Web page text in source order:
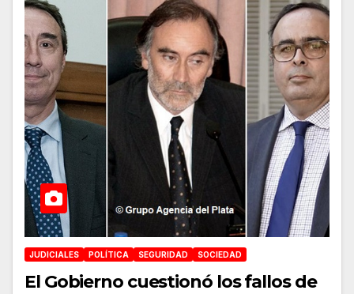
JUDICIALES POLÍTICA SEGURIDAD SOCIEDAD
El Gobierno cuestionó los fallos de